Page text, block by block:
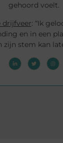
gehoord voelt.
drijfveer: “Ik
en in een
zijn stem kan